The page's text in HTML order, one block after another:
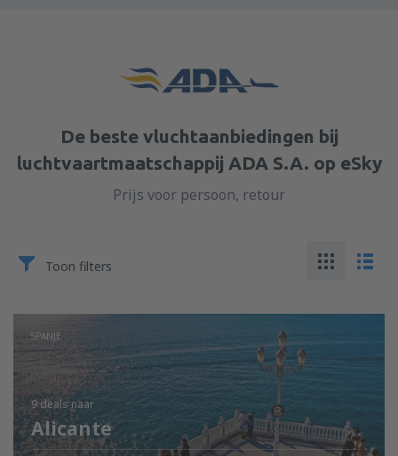
De beste vluchtaanbiedingen bij
luchtvaartmaatschappij ADA S.A. op eSky
Prijs voor persoon, retour
Toon filters
SPANJE
9 dealsnaar
Alicante